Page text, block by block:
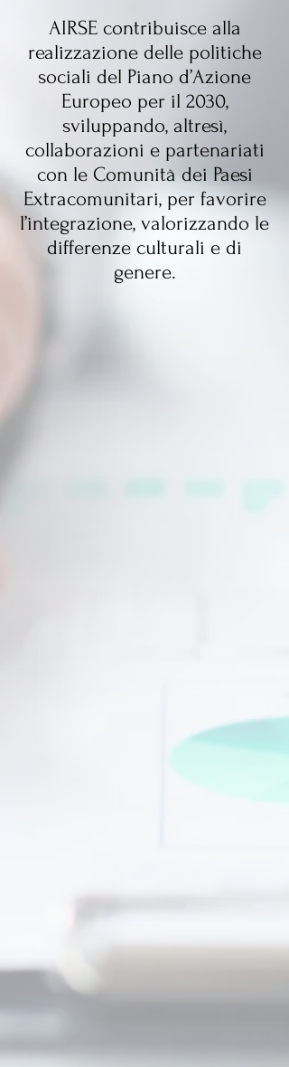
AIRSE contribuisce alla
realizzazione delle politiche
sociali del Piano d’Azione
Europeo per il 2030,
sviluppando, altresì,
collaborazioni e partenariati
con le Comunità dei Paesi
Extracomunitari, per favorire
l’integrazione, valorizzando le
differenze culturali e di
genere.